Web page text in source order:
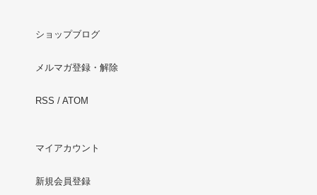
ショップブログ
メルマガ登録・解除
RSS / ATOM
マイアカウント
新規会員登録